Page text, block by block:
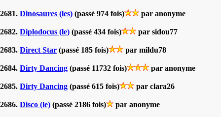
2681. Dinosaures (les) (passé 974 fois) par anonyme
2682. Diplodocus (le) (passé 434 fois) par sidou77
2683. Direct Star (passé 185 fois) par mildu78
2684. Dirty Dancing (passé 11732 fois) par anonyme
2685. Dirty Dancing (passé 615 fois) par clara26
2686. Disco (le) (passé 2186 fois) par anonyme